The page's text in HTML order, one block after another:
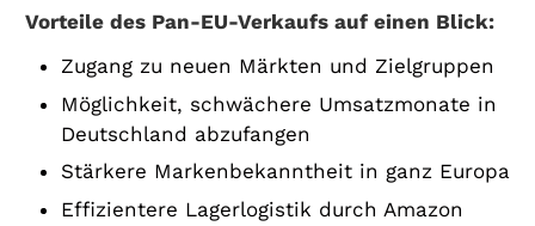
Vorteile des Pan-EU-Verkaufs auf einen Blick:
Zugang zu neuen Märkten und Zielgruppen
Möglichkeit, schwächere Umsatzmonate in
Deutschland abzufangen
Stärkere Markenbekanntheit in ganz Europa
Effizientere Lagerlogistik durch Amazon